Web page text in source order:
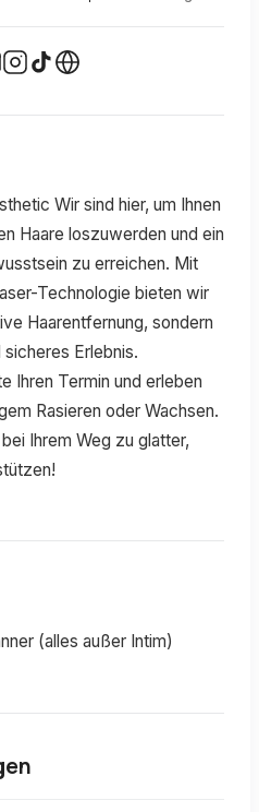
Wir sind hier, um Ihnen
Haare loszuwerden und ein
zu erreichen. Mit
Technologie bieten wir
Haarentfernung, sondern
Erlebnis.
Ihren Termin und erleben
Rasieren oder Wachsen.
Ihrem Weg zu glatter,
(alles außer Intim)